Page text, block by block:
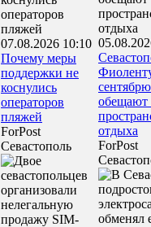
07.08.2026 10:10
Почему меры
поддержки не
коснулись
операторов
пляжей
ForPost
Севастополь
сентябрю
обещают
отдыха
ForPost